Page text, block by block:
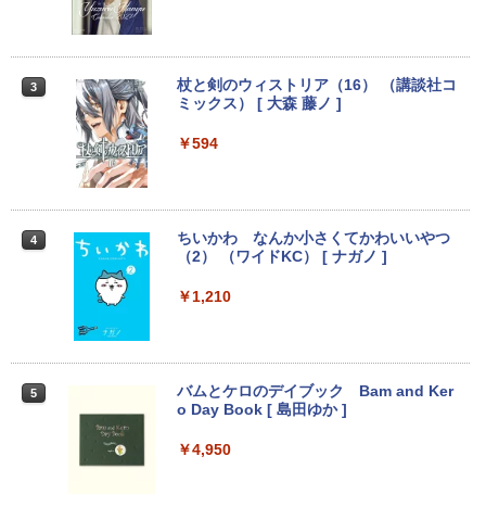
12.1インチ Bluetoot WEBカメラ Wi-Fi
HDMI 初期設定済み 送料無料 90日保証
第7世代 | Core i5 7200U 2.5(～最大3.1)
GHz | MEM:8GB | HDD:500GB | DVDマ
ro64Bit | ACアダプター付属
【期間限定 ポイント10倍】Lenovo Idea
着脱式キーボード（intel 第九世代Celero
モバイルモニター 15.6インチ InnoView
SBType-C/標準HDMI対応【選べる種
類】タッチ/ケース付き/4Kタイプ
￥8,980
21.5型〜27型ワイド 【HDMI対応 / FULL
HD解像度】 大手メーカー液晶 (Dell/HP/
witch PS4 PS5対応 【整備済み中古品】
3
杖と剣のウィストリア（16） （講談社コ
ミックス） [ 大森 藤ノ ]
￥594
4
ちいかわ なんか小さくてかわいいやつ
（2） （ワイドKC） [ ナガノ ]
￥1,210
5
バムとケロのデイブック Bam and Ker
o Day Book [ 島田ゆか ]
￥4,950